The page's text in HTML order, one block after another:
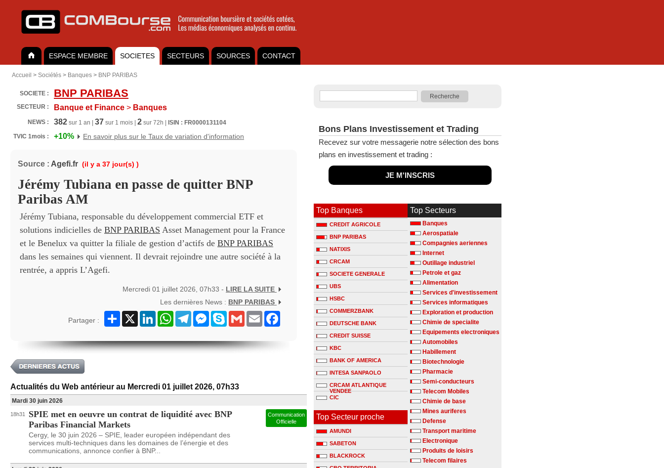
ESPACE MEMBRE SOCIETES SECTEURS SOURCES CONTACT
Accueil > Sociétés > Banques > BNP PARIBAS
SOCIETE : BNP PARIBAS
SECTEUR : Banque et Finance > Banques
NEWS : 382 sur 1 an | 37 sur 1 mois | 2 sur 72h |
ISIN : FR0000131104
TVIC 1mois :
+10% En savoir plus sur le Taux de variation d'information
Source : Agefi.fr (il y a 37 jour(s) )
Jérémy Tubiana en passe de quitter BNP
Paribas AM
Jérémy Tubiana, responsable du développement commercial ETF et
solutions indicielles de BNP PARIBAS Asset Management pour la France
et le Benelux va quitter la filiale de gestion d’actifs de BNP PARIBAS
dans les semaines qui viennent. Il devrait rejoindre une autre société à la
rentrée, a appris L’Agefi.
Mercredi 01 juillet 2026, 07h33 - LIRE LA SUITE
Les dernières News : BNP PARIBAS
Partager :
Partager
X LinkedInWhatsAppTelegramMessenger
Skype Gmail Email
Actualités du Web antérieur au Mercredi 01 juillet 2026, 07h33
Mardi 30 juin 2026
18h31
SPIE met en oeuvre un contrat de liquidité avec BNP
Paribas Financial Markets
Cergy, le 30 juin 2026 – SPIE, leader européen indépendant des
services multi-techniques dans les domaines de l’énergie et des
communications, annonce confier à BNP...
Communication
Officielle
Bons Plans Investissement et Trading
Recevez sur votre messagerie notre sélection des bons
plans en investissement et trading :
JE M'INSCRIS
Top Banques
CREDIT AGRICOLE
BNP PARIBAS
NATIXIS
CRCAM
SOCIETE GENERALE
UBS
HSBC
COMMERZBANK
DEUTSCHE BANK
CREDIT SUISSE
KBC
BANK OF AMERICA
INTESA SANPAOLO
CRCAM ATLANTIQUE
VENDEE
CIC
Top Secteur proche
AMUNDI
SABETON
BLACKROCK
Top Secteurs
Banques
Aerospatiale
Compagnies aeriennes
Internet
Outillage industriel
Petrole et gaz
Alimentation
Services d'investissement
Services informatiques
Exploration et production
Chimie de specialite
Equipements electroniques
Automobiles
Habillement
Biotechnologie
Pharmacie
Semi-conducteurs
Telecom Mobiles
Chimie de base
Mines auriferes
Defense
Transport maritime
Electronique
Produits de loisirs
Telecom filaires